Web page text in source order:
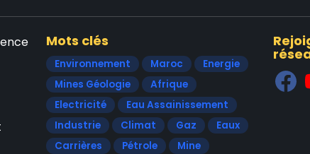
Mots clés
Environnement Maroc
Energie
Mines Géologie
Afrique
Electricité
Eau Assainissement
Industrie
Climat Gaz
Eaux
Carrières
Pétrole
Mine